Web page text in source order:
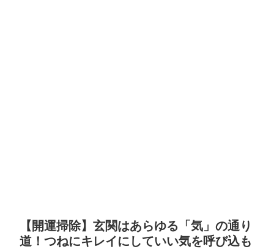
【開運掃除】玄関はあらゆる「気」の通り
道！つねにキレイにしていい気を呼び込も